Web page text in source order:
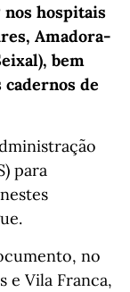
nos hospitais
Amadora-
bem
de
para
no
e Vila Franca,